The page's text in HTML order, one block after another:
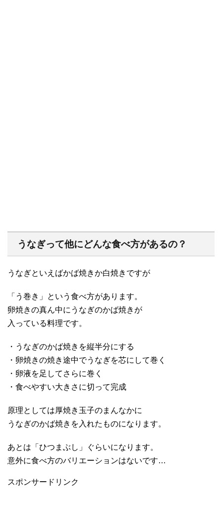
うなぎって他にどんな食べ方があるの？
うなぎといえばかば焼きか白焼きですが
「う巻き」という食べ方があります。
卵焼きの真ん中にうなぎのかば焼きが
入っている料理です。
・うなぎのかば焼きを縦半分にする
・卵焼きの焼き途中でうなぎを芯にして巻く
・卵液を足してさらに巻く
・食べやすい大きさに切って完成
原理としては厚焼き玉子のまんなかに
うなぎのかば焼きを入れたものになります。
あとは「ひつまぶし」ぐらいになります。
意外に食べ方のバリエーションはないです…
スポンサードリンク